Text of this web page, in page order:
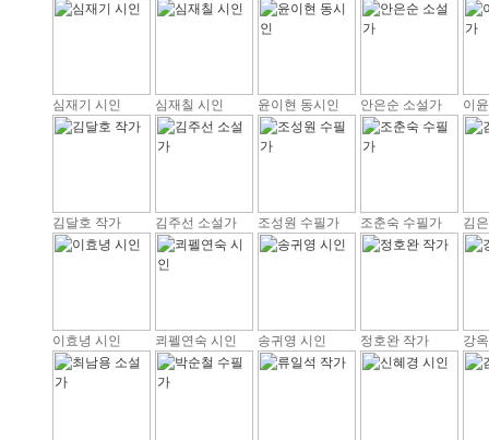
심재기 시인 심재칠 시인 윤이현 동시인 안은순 소설가 이
김달호 작가 김주선 소설가 조성원 수필가 조춘숙 수필가 김
이효녕 시인 쾨펠연숙 시인 송귀영 시인 정호완 작가 강